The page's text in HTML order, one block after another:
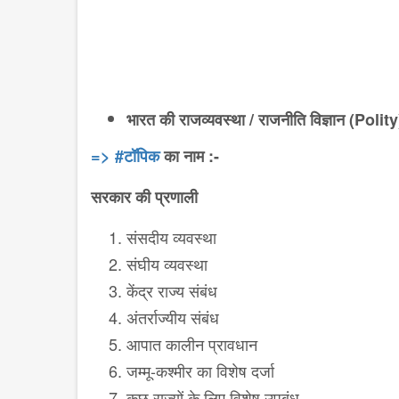
भारत की राजव्यवस्था / राजनीति विज्ञान
‪=> #‎टॉपिककानाम :-
सरकार की प्रणाली
संसदीय व्यवस्था
संघीय व्यवस्था
केंद्र राज्य संबंध
अंतर्राज्यीय संबंध
आपात कालीन प्रावधान
जम्मू-कश्मीर का विशेष दर्जा